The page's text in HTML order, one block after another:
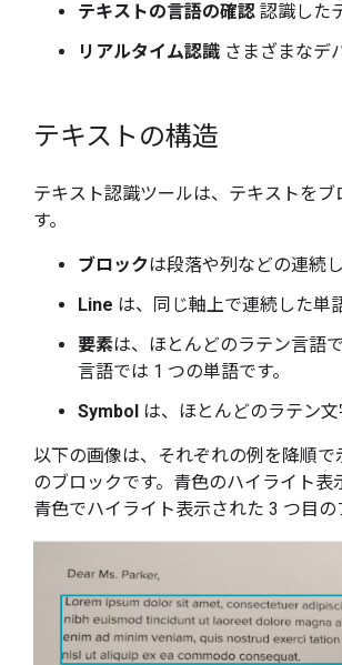
テキストの言語の確認 認識した
リアルタイム認識 さまざまなデ
テキストの構造
テキスト認識ツールは、テキストを
す。
ブロックは段落や列などの連続
Line は、同じ軸上で連続した単
要素は、ほとんどのラテン言語
言語では 1 つの単語です。
Symbol は、ほとんどのラテン
以下の画像は、それぞれの例を降順
のブロックです。青色のハイライト
青色でハイライト表示された 3 つ目の